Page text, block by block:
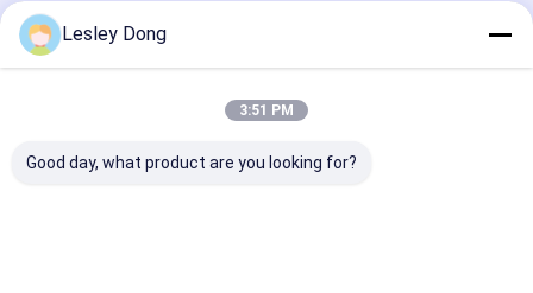
Lesley Dong
3:51 PM
Good day, what product are you looking for?